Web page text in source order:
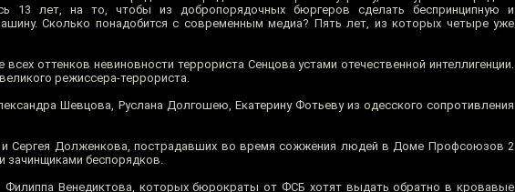
13 лет, на то, чтобы из добропорядочных бюргеров сделать беспринципную и
Сколько понадобится с современным медиа? Пять лет, из которых четыре уже
оттенков невиновности террориста Сенцова устами отечественной интеллигенции.
режиссера-террориста.
Шевцова, Руслана Долгошею, Екатерину Фотьеву из одесского сопротивления
Сергея Долженкова, пострадавших во время сожжения людей в Доме Профсоюзов 2
зачинщиками беспорядков.
Венедиктова, которых бюрократы от ФСБ хотят выдать обратно в кровавые